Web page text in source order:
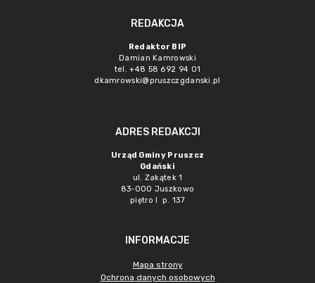
REDAKCJA
Redaktor BIP
Damian Kamrowski
tel. +48 58 692 94 01
dkamrowski@pruszczgdanski.pl
ADRES REDAKCJI
Urząd Gminy Pruszcz
Gdański
ul. Zakątek 1
83-000 Juszkowo
piętro I p. 137
INFORMACJE
Mapa strony
Ochrona danych osobowych